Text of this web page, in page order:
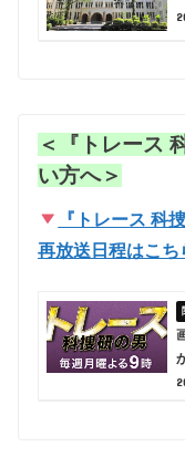
＜『トレース
い方へ＞
『トレース 科
再放送日程はこち